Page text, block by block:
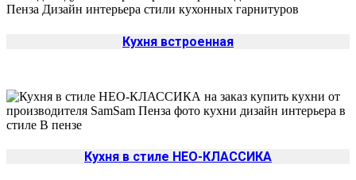
Кухня встроенная
Кухня в стиле НЕО-КЛАССИКА